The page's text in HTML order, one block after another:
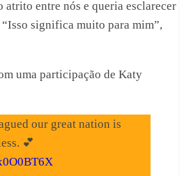
atrito entre nós e queria esclarecer
significa muito para mim”,
uma participação de Katy
our great nation is
💕